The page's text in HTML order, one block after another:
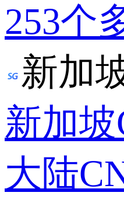
253个
新加
新加
大陆